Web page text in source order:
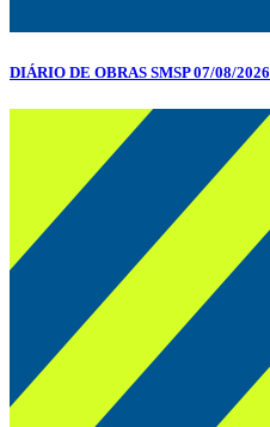
DIÁRIO DE OBRAS SMSP 07/08/2026